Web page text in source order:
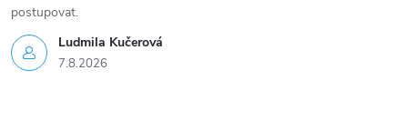
Ludmila Kučerová
7.8.2026
postupovat.